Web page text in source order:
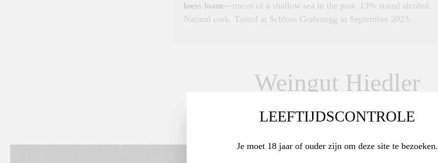
loess loam—traces of a shallow sea in the past. 13% stated alcohol.
Natural cork. Tasted at Schloss Grafenegg in September 2023.
Weingut Hiedler
NEDER-OOSTENRIJK / OOSTENRIJK
LEEFTIJDSCONTROLE
Je moet 18 jaar of ouder zijn om deze site te bezoeken.